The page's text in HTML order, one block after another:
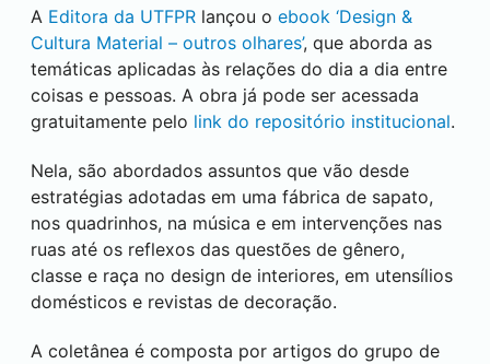
A Editora da UTFPR lançou o ebook ‘Design &
Cultura Material – outros olhares’, que aborda as
temáticas aplicadas às relações do dia a dia entre
coisas e pessoas. A obra já pode ser acessada
gratuitamente pelo link do repositório institucional.
Nela, são abordados assuntos que vão desde
estratégias adotadas em uma fábrica de sapato,
nos quadrinhos, na música e em intervenções nas
ruas até os reflexos das questões de gênero,
classe e raça no design de interiores, em utensílios
domésticos e revistas de decoração.
A coletânea é composta por artigos do grupo de